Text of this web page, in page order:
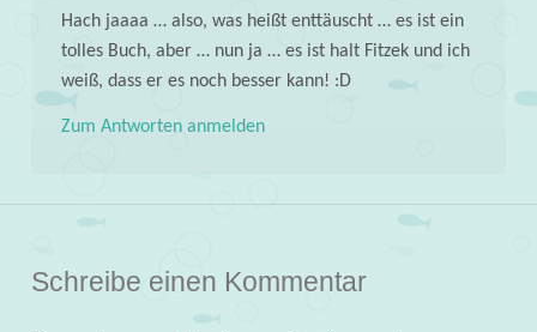
Hach jaaaa … also, was heißt enttäuscht … es ist ein
tolles Buch, aber … nun ja … es ist halt Fitzek und ich
weiß, dass er es noch besser kann! :D
Zum Antworten anmelden
Schreibe einen Kommentar